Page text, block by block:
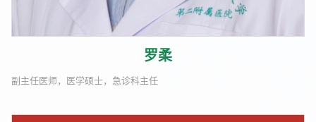
罗柔
副主任医师，医学硕士，急诊科主任